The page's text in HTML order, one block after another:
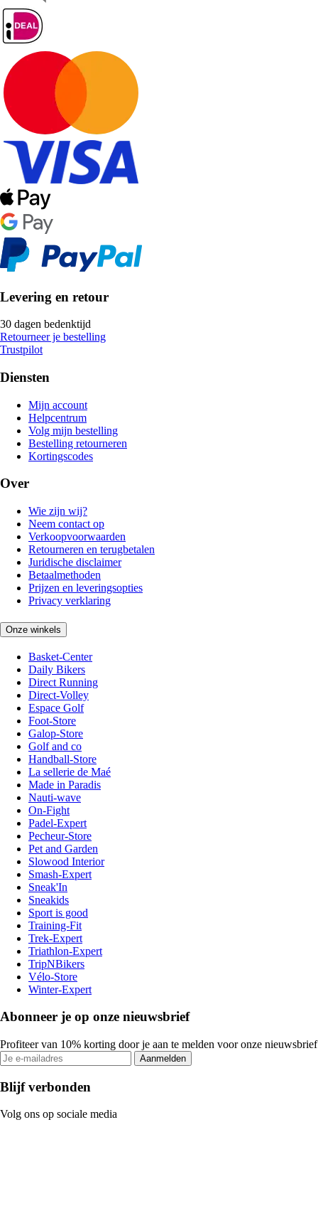
Levering en retour
30 dagen bedenktijd
Retourneer je bestelling
Trustpilot
Diensten
Mijn account
Helpcentrum
Volg mijn bestelling
Bestelling retourneren
Kortingscodes
Over
Wie zijn wij?
Neem contact op
Verkoopvoorwaarden
Retourneren en terugbetalen
Juridische disclaimer
Betaalmethoden
Prijzen en leveringsopties
Privacy verklaring
Onze winkels
Basket-Center
Daily Bikers
Direct Running
Direct-Volley
Espace Golf
Foot-Store
Galop-Store
Golf and co
Handball-Store
La sellerie de Maé
Made in Paradis
Nauti-wave
On-Fight
Padel-Expert
Pecheur-Store
Pet and Garden
Slowood Interior
Smash-Expert
Sneak'In
Sneakids
Sport is good
Training-Fit
Trek-Expert
Triathlon-Expert
TripNBikers
Vélo-Store
Winter-Expert
Abonneer je op onze nieuwsbrief
Profiteer van 10% korting door je aan te melden voor onze nieuwsbrief
Aanmelden
Blijf verbonden
Volg ons op sociale media